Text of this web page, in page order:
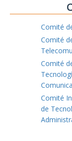
Comité
Comité
Comité
Comité
de